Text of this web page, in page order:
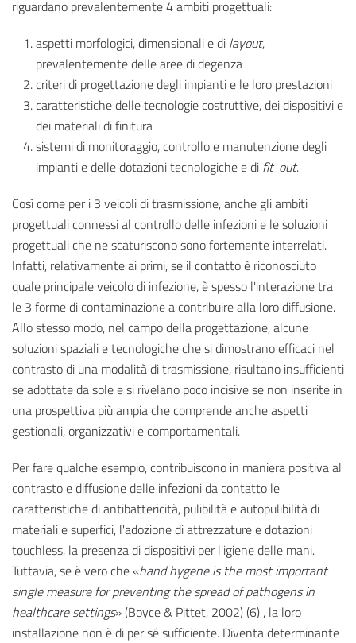
riguardano prevalentemente 4 ambiti progettuali:
aspetti morfologici, dimensionali e di layout,
prevalentemente delle aree di degenza
criteri di progettazione degli impianti e le loro prestazioni
caratteristiche delle tecnologie costruttive, dei dispositivi e
dei materiali di finitura
sistemi di monitoraggio, controllo e manutenzione degli
impianti e delle dotazioni tecnologiche e di fit-out.
Così come per i 3 veicoli di trasmissione, anche gli ambiti
progettuali connessi al controllo delle infezioni e le soluzioni
progettuali che ne scaturiscono sono fortemente interrelati.
Infatti, relativamente ai primi, se il contatto è riconosciuto
quale principale veicolo di infezione, è spesso l'interazione tra
le 3 forme di contaminazione a contribuire alla loro diffusione.
Allo stesso modo, nel campo della progettazione, alcune
soluzioni spaziali e tecnologiche che si dimostrano efficaci nel
contrasto di una modalità di trasmissione, risultano insufficienti
se adottate da sole e si rivelano poco incisive se non inserite in
una prospettiva più ampia che comprende anche aspetti
gestionali, organizzativi e comportamentali.
Per fare qualche esempio, contribuiscono in maniera positiva al
contrasto e diffusione delle infezioni da contatto le
caratteristiche di antibattericità, pulibilità e autopulibilità di
materiali e superfici, l'adozione di attrezzature e dotazioni
touchless, la presenza di dispositivi per l'igiene delle mani.
Tuttavia, se è vero che «hand hygene is the most important
single measure for preventing the spread of pathogens in
healthcare settings» (Boyce & Pittet, 2002) (6) , la loro
installazione non è di per sé sufficiente. Diventa determinante